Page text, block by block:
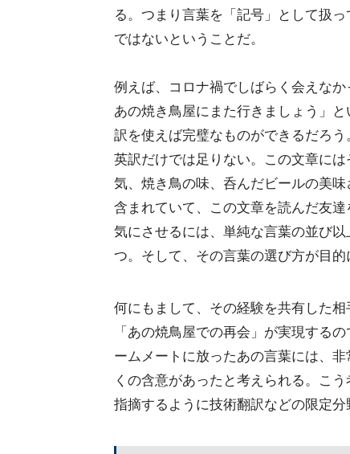
る。つまり言葉を「記号」として扱
ではないということだ。
例えば、コロナ禍でしばらく会えな
あの焼き鳥屋にまた行きましょう」
訳を使えば完璧なものができるだろ
英訳だけでは足りない。この文章に
気、焼き鳥の味、呑んだビールの美
含まれていて、この文章を読んだ友
気にさせるには、単純な言葉の並び
つ。そして、その言葉の選び方が目
何にもまして、その経験を共有した
「あの焼鳥屋での再会」が実現する
ームメートに放ったあの言葉には、
くの含意があったと考えられる。こ
指摘するように技術翻訳などの限定分